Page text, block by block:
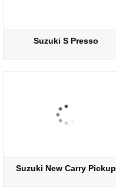
Suzuki S Presso
Suzuki New Carry Pickup